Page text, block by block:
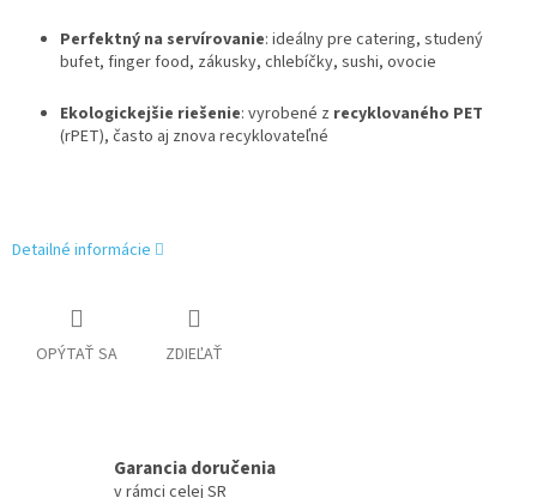
Perfektný na servírovanie: ideálny pre catering, studený
bufet, finger food, zákusky, chlebíčky, sushi, ovocie
Ekologickejšie riešenie: vyrobené z recyklovaného PET
(rPET), často aj znova recyklovateľné
Detailné informácie
OPÝTAŤ SA ZDIEĽAŤ
Garancia doručenia
v rámci celej SR